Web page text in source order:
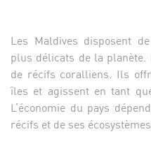
Les Maldives disposent
plus délicats de la
de récifs coralliens. Ils
îles et agissent en tant
L’économie du pays
récifs et de ses